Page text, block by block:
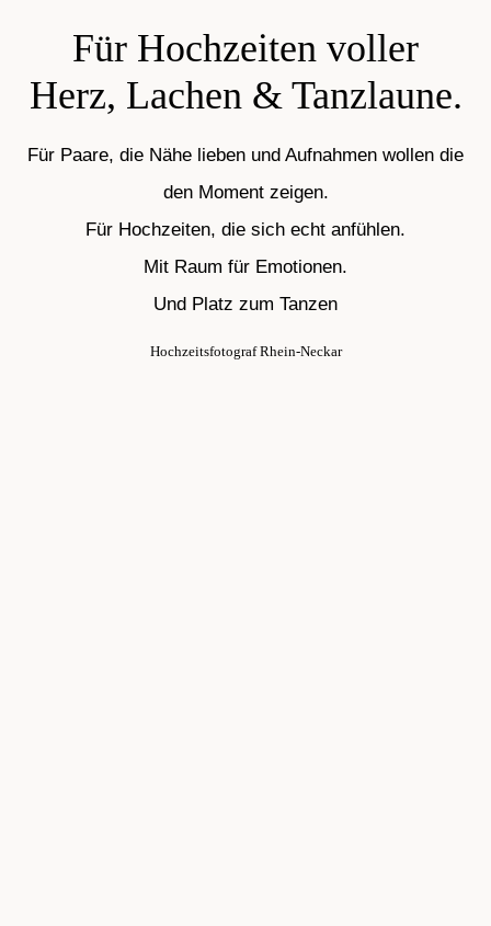
Für Hochzeiten voller
Herz, Lachen & Tanzlaune.
Für Paare, die Nähe lieben und Aufnahmen wollen die
den Moment zeigen.
Für Hochzeiten, die sich echt anfühlen.
Mit Raum für Emotionen.
Und Platz zum Tanzen
Hochzeitsfotograf Rhein-Neckar